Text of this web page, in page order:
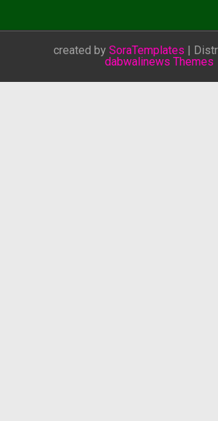
created bySoraTemplates |
dabwalinews Themes